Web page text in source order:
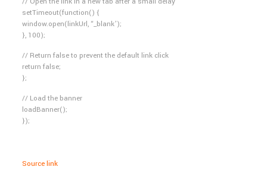
setTimeout(function() {
window.open(linkUrl, “_blank’);
}, 100);
// Return false to prevent the default link click
return false;
};
// Load the banner
loadBanner();
});
Source link